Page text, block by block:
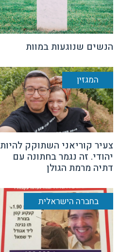
הנשים שנוגעות במוות
המגזין
צעיר קוריאני השתוקק להיות
יהודי. זה נגמר בחתונה עם
דתיה מרמת הגולן
בחברה הישראלית